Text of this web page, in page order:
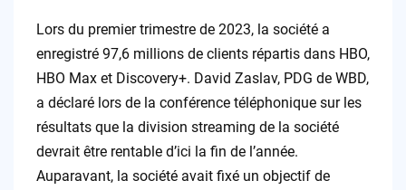
Lors du premier trimestre de 2023, la société a
enregistré 97,6 millions de clients répartis dans HBO,
HBO Max et Discovery+. David Zaslav, PDG de WBD,
a déclaré lors de la conférence téléphonique sur les
résultats que la division streaming de la société
devrait être rentable d’ici la fin de l’année.
Auparavant, la société avait fixé un objectif de